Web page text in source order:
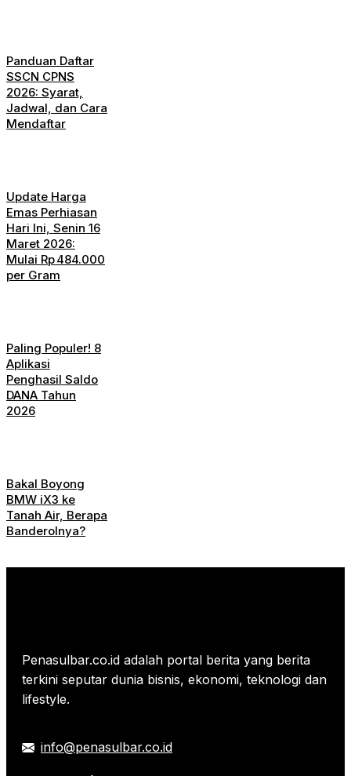
Panduan Daftar
SSCN CPNS
2026: Syarat,
Jadwal, dan Cara
Mendaftar
Update Harga
Emas Perhiasan
Hari Ini, Senin 16
Maret 2026:
Mulai Rp 484.000
per Gram
Paling Populer! 8
Aplikasi
Penghasil Saldo
DANA Tahun
2026
Bakal Boyong
BMW iX3 ke
Tanah Air, Berapa
Banderolnya?
Penasulbar.co.id adalah portal berita yang berita
terkini seputar dunia bisnis, ekonomi, teknologi dan
lifestyle.
info@penasulbar.co.id